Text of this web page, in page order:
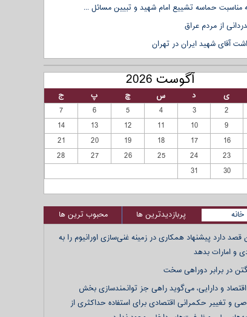
مناسبت حماسه تشییع امام شهید و تبیین مسائل ...
از مردم عراق
آقای شهید ایران در تهران
آگوست 2026
ی د س چ پ
ج
2
3
4
5
6
7
9
10
11
12
13
14
16
17
18
19
20
21
23
24
25
26
27
28
30
31
خانه پربازدیدترین ها
محبوب ترین ها
قصد دارد پیشنهاد همکاری در زمینه غنی‌سازی اورانیوم را به
و امارات بدهد
در برابر دوراهی سخت
و دارایی، می‌گوید راهی جز توانمندسازی بخش
و تغییر حکمرانی اقتصادی برای استفاده حداکثری از